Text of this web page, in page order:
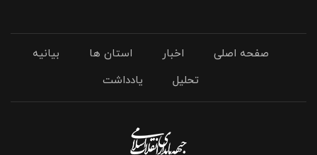
صفحه اصلی اخبار استان ها
بیانیه
تحلیل
یادداشت